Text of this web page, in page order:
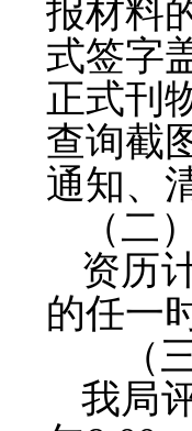
报材料
式签字
正式刊
查询截
通知、
（二
资历
的任一
（
我局